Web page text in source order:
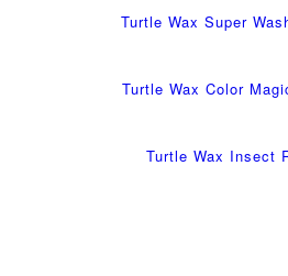
Turtle Wax Super
Turtle Wax Color
Turtle Wax Insect